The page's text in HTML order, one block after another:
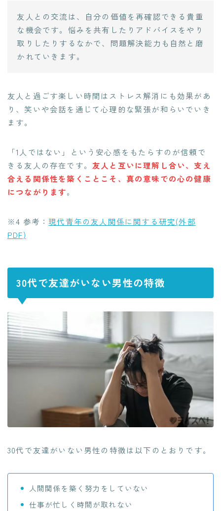
友人との交流は、自分の価値を再確認できる貴重
な機会です。悩みを共有したりアドバイスをやり
取りしたりするなかで、問題解決能力も自然と磨
かれていきます。
友人と過ごす楽しい時間はストレス解消にも効果があ
り、笑いや会話を通じて心理的な緊張が和らいでいき
ます。
「1人ではない」という安心感をもたらすのが信頼で
きる友人の存在です。 友人と互いに理解し合い、支え
合える関係性を築くことこそ、真の意味での心の健康
につながります。
※4 参考：現代青年の友人関係に関する研究(外部
PDF)
30代で友達がいない男性の特徴
30代で友達がいない男性の特徴は以下のとおりです。
人間関係を築く努力をしていない
仕事が忙しく時間が取れない